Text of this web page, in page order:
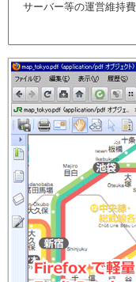
サーバー等の運営維持